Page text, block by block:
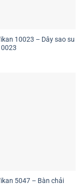
10023 – Dây sao su
5047 – Bàn chải